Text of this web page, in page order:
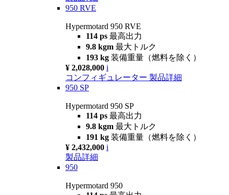
950 RVE
Hypermotard 950 RVE
114 ps 最高出力
9.8 kgm 最大トルク
193 kg 装備重量（燃料を除く）
¥ 2,028,000 i
コンフィギュレーター 製品詳細
950 SP
Hypermotard 950 SP
114 ps 最高出力
9.8 kgm 最大トルク
191 kg 装備重量（燃料を除く）
¥ 2,432,000 i
製品詳細
950
Hypermotard 950